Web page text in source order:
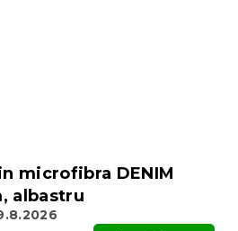
microfibra DENIM
albastru